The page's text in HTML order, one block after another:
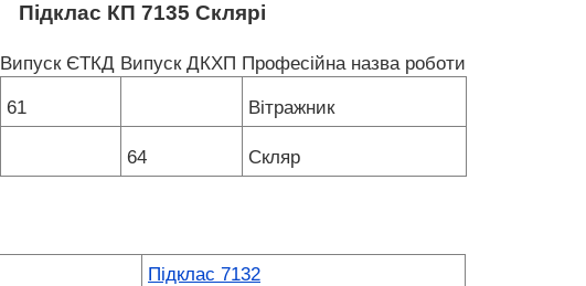
Підклас КП 7135 Склярі
Випуск ЄТКД Випуск ДКХП Професійна назва роботи
61 Вітражник
64 Скляр
Підклас 7132